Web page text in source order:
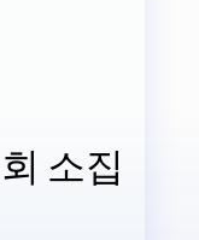
소집